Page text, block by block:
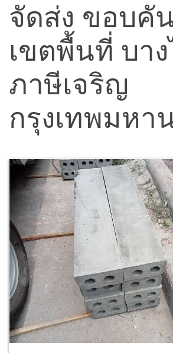
จัดส่ง ขอบคั
เขตพื้นที่ บาง
ภาษีเจริญ
กรุงเทพมหา